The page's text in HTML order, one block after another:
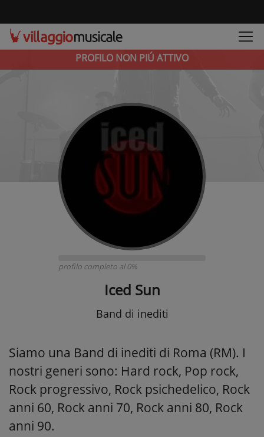
PROFILO NON PIÚ ATTIVO
profilo completo al 0%
Iced Sun
Band di inediti
Siamo una Band di inediti di Roma (RM). I
nostri generi sono: Hard rock, Pop rock,
Rock progressivo, Rock psichedelico, Rock
anni 60, Rock anni 70, Rock anni 80, Rock
anni 90.